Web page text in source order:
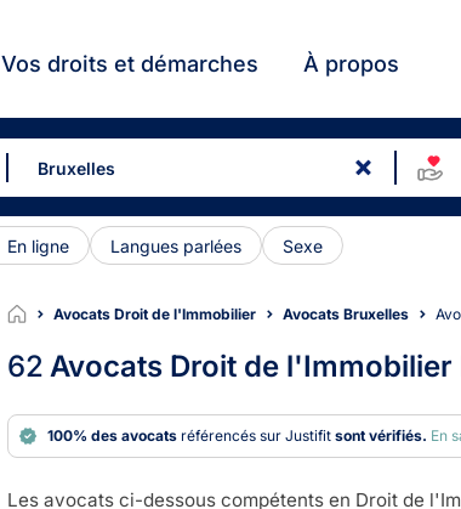
Vos droits et démarches À propos
En ligne Langues parlées Sexe
Avocats Droit de l'Immobilier Avocats Bruxelles
62 Avocats Droit de l'Immobilier
100% des avocats référencés sur Justifit sont vérifiés. En
Les avocats ci-dessous compétents en Droit de